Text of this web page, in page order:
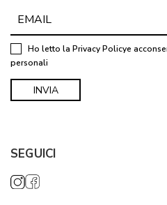
Ho letto la Privacy Policye
personali
SEGUICI